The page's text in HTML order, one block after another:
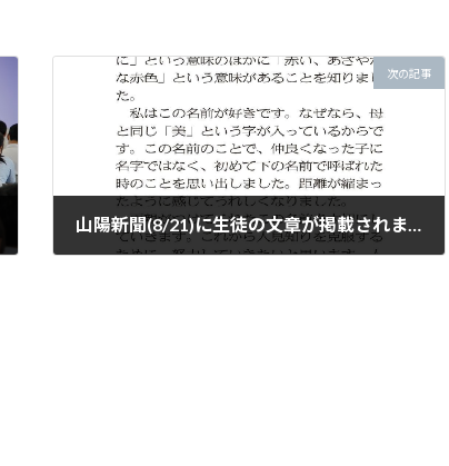
次の記事
山陽新聞(8/21)に生徒の文章が掲載されました。